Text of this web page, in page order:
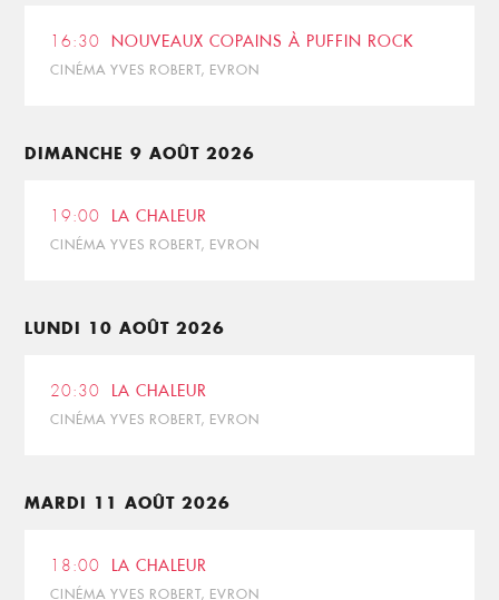
16:30 NOUVEAUX COPAINS À PUFFIN ROCK
CINÉMA YVES ROBERT, EVRON
DIMANCHE 9 AOÛT 2026
19:00 LA CHALEUR
CINÉMA YVES ROBERT, EVRON
LUNDI 10 AOÛT 2026
20:30 LA CHALEUR
CINÉMA YVES ROBERT, EVRON
MARDI 11 AOÛT 2026
18:00 LA CHALEUR
CINÉMA YVES ROBERT, EVRON